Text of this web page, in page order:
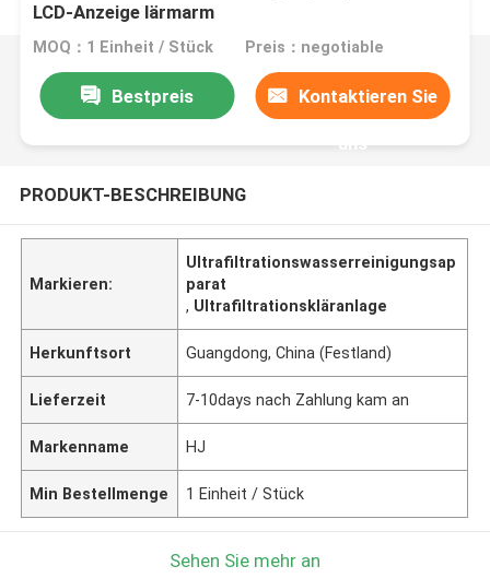
LCD-Anzeige lärmarm
MOQ：1 Einheit / Stück Preis：negotiable
Bestpreis Kontaktieren Sie
uns
PRODUKT-BESCHREIBUNG
Markieren:
Ultrafiltrationswasserreinigungsap
parat
, Ultrafiltrationskläranlage
Herkunftsort Guangdong, China (Festland)
Lieferzeit 7-10days nach Zahlung kam an
Markenname HJ
Min Bestellmenge 1 Einheit / Stück
Sehen Sie mehr an